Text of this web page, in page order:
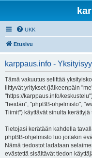
UKK
Etusivu
karppaus.info -
Tämä vakuutus selittää
liittyvät yritykset (jälkeenpäin
"https://karppaus.info/
"heidän", "phpBB-ohjelmisto",
Tiimit") käyttävät sinulta
Tietojasi kerätään kahdella
phpBB-ohjelmisto luo joitakin
Nämä tiedostot ladataan
evästettä sisältävät tiedon